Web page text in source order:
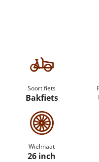
Soort fiets
Bakfiets
Wielmaat
26 inch